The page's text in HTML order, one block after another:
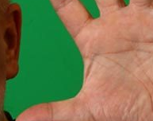
DATENSCHUTZ
IMPRESSUM